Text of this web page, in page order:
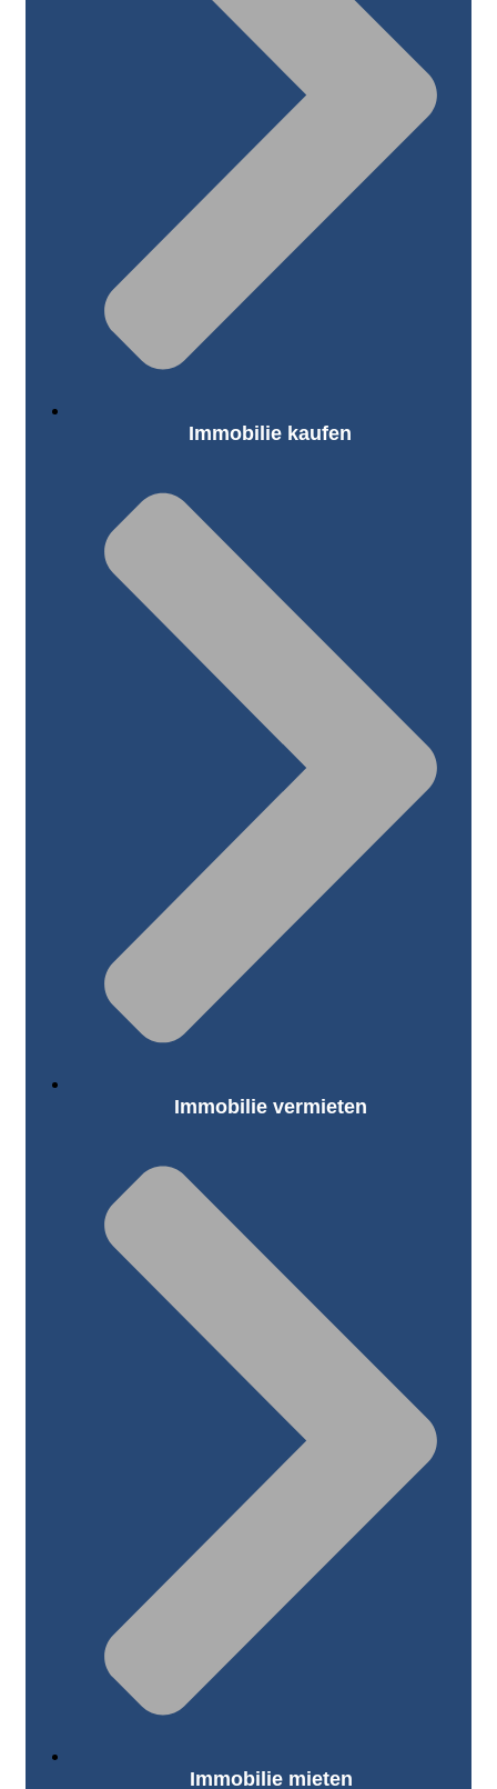
Immobilie kaufen
Immobilie vermieten
Immobilie mieten